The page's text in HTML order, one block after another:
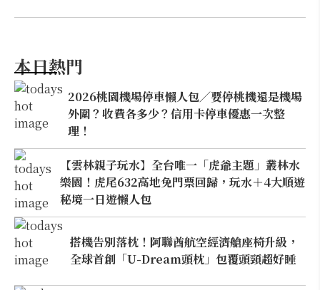
本日熱門
2026桃園機場停車懶人包／要停桃機還是機場
外圍？收費各多少？信用卡停車優惠一次整
理！
【雲林親子玩水】全台唯一「虎爺主題」叢林水
樂園！虎尾632高地免門票回歸，玩水＋4大順遊
秘境一日遊懶人包
搭機告別落枕！阿聯酋航空經濟艙座椅升級，
全球首創「U-Dream頭枕」包覆頭頸超好睡